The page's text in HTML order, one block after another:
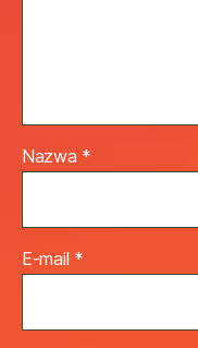
Nazwa *
E-mail *